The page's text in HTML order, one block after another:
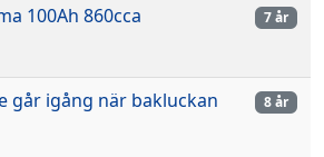
100Ah 860cca 7 år
går igång när bakluckan
8 år